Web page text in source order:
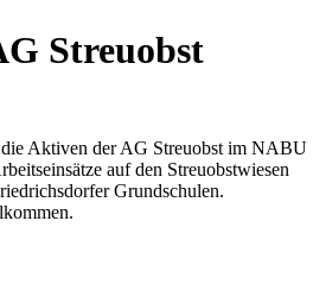
Streuobst
Aktiven der AG Streuobst im NABU
auf den Streuobstwiesen
Grundschulen.